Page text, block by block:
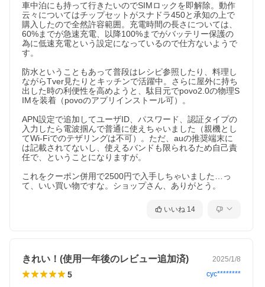
車中泊にも持って行きたいのでSIMロックを即解除。動作
云々についてはチップセットがスナドラ450と承知の上で
購入したので全然許容範囲。充電時間の長さについては、
60%までが急速充電、以降100%までがバッテリー保護の
為に低速充電という設定になっているので仕方ないようで
す。
防水ということもあって普段はレシピ参照したり、料理し
ながらTver見たりとキッチンで活躍中。さらに屋外に持ち
出した時の利便性を高めようと、駄目元でpovo2.0の物理S
IMを装着（povoのアプリインストール可）。
APN設定で追加してユーザID、パスワード、認証タイプの
入力したら電波掴んで普通に使えちゃいました（親機とし
てWi-Fiでのテザリングは不可）。ただ、auの推奨端末に
は記載されてないし、使えるバンドも限られるため自己責
任で、ということになりますが。
これをクーポン併用で2500円で入手しちゃいました…っ
て、いい買い物ですな。ショップさん、ありがとう。
いいね 14
きれい！(使用一年後のレビュー追加済) 2025/1/8
5 cyc********